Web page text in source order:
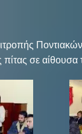
σε αίθουσα